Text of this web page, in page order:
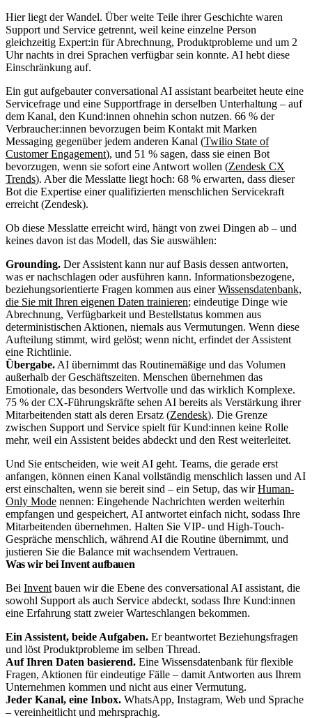
Hier liegt der Wandel. Über weite Teile ihrer Geschichte waren
Support und Service getrennt, weil keine einzelne Person
gleichzeitig Expert:in für Abrechnung, Produktprobleme und um 2
Uhr nachts in drei Sprachen verfügbar sein konnte. AI hebt diese
Einschränkung auf.
Ein gut aufgebauter conversational AI assistant bearbeitet heute eine
Servicefrage und eine Supportfrage in derselben Unterhaltung – auf
dem Kanal, den Kund:innen ohnehin schon nutzen. 66 % der
Verbraucher:innen bevorzugen beim Kontakt mit Marken
Messaging gegenüber jedem anderen Kanal (Twilio State of
Customer Engagement), und 51 % sagen, dass sie einen Bot
bevorzugen, wenn sie sofort eine Antwort wollen (Zendesk CX
Trends). Aber die Messlatte liegt hoch: 68 % erwarten, dass dieser
Bot die Expertise einer qualifizierten menschlichen Servicekraft
erreicht (Zendesk).
Ob diese Messlatte erreicht wird, hängt von zwei Dingen ab – und
keines davon ist das Modell, das Sie auswählen:
Grounding. Der Assistent kann nur auf Basis dessen antworten,
was er nachschlagen oder ausführen kann. Informationsbezogene,
beziehungsorientierte Fragen kommen aus einerWissensdatenbank,
die Sie mit Ihren eigenen Daten trainieren; eindeutige Dinge wie
Abrechnung, Verfügbarkeit und Bestellstatus kommen aus
deterministischen Aktionen, niemals aus Vermutungen. Wenn diese
Aufteilung stimmt, wird gelöst; wenn nicht, erfindet der Assistent
eine Richtlinie.
Übergabe. AI übernimmt das Routinemäßige und das Volumen
außerhalb der Geschäftszeiten. Menschen übernehmen das
Emotionale, das besonders Wertvolle und das wirklich Komplexe.
75 % der CX-Führungskräfte sehen AI bereits als Verstärkung ihrer
Mitarbeitenden statt als deren Ersatz (Zendesk). Die Grenze
zwischen Support und Service spielt für Kund:innen keine Rolle
mehr, weil ein Assistent beides abdeckt und den Rest weiterleitet.
Und Sie entscheiden, wie weit AI geht. Teams, die gerade erst
anfangen, können einen Kanal vollständig menschlich lassen und AI
erst einschalten, wenn sie bereit sind – ein Setup, das wirHuman-
Only Mode nennen: Eingehende Nachrichten werden weiterhin
empfangen und gespeichert, AI antwortet einfach nicht, sodass Ihre
Mitarbeitenden übernehmen. Halten Sie VIP- und High-Touch-
Gespräche menschlich, während AI die Routine übernimmt, und
justieren Sie die Balance mit wachsendem Vertrauen.
Was wir bei Invent aufbauen
Bei Invent bauen wir die Ebene des conversational AI assistant, die
sowohl Support als auch Service abdeckt, sodass Ihre Kund:innen
eine Erfahrung statt zweier Warteschlangen bekommen.
Ein Assistent, beide Aufgaben. Er beantwortet Beziehungsfragen
und löst Produktprobleme im selben Thread.
Auf Ihren Daten basierend. Eine Wissensdatenbank für flexible
Fragen, Aktionen für eindeutige Fälle – damit Antworten aus Ihrem
Unternehmen kommen und nicht aus einer Vermutung.
Jeder Kanal, eine Inbox. WhatsApp, Instagram, Web und Sprache
– vereinheitlicht und mehrsprachig.